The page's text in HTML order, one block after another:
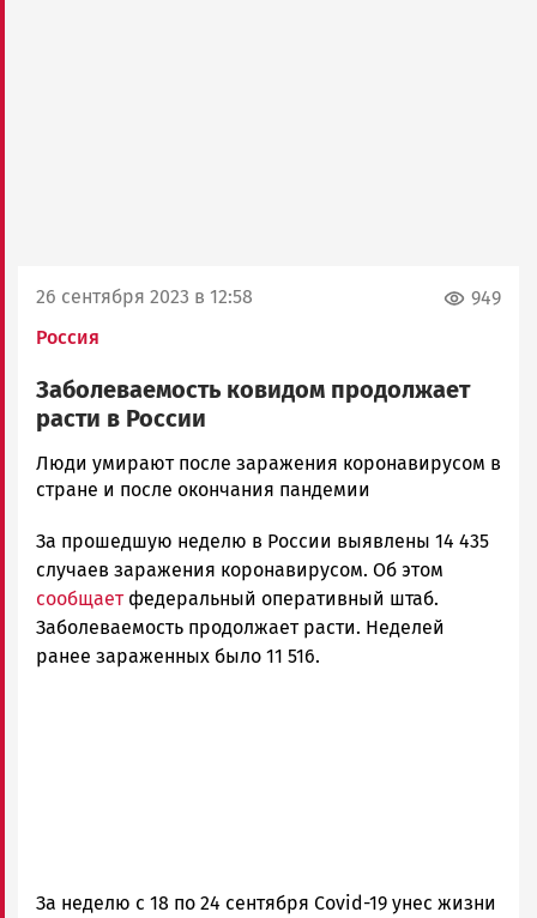
26 сентября 2023 в 12:58
Россия
949
Заболеваемость ковидом продолжает
расти в России
Юрий
Каулио
Петрозаводска
и
Карелии
|
Петрозаводск
ГОВОРИТ
Люди умирают после заражения коронавирусом в
стране и после окончания пандемии
За прошедшую неделю в России выявлены 14 435
случаев заражения коронавирусом. Об этом
сообщает федеральный оперативный штаб.
Заболеваемость продолжает расти. Неделей
ранее зараженных было 11 516.
За неделю с 18 по 24 сентября Covid-19 унес жизни